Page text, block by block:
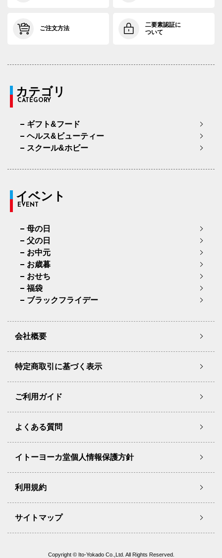
ご注文方法
二要素認証に
ついて
カテゴリ
CATEGORY
ギフト&フード
ヘルス&ビューティー
スクール&ホビー
イベント
EVENT
母の日
父の日
お中元
お歳暮
おせち
福袋
ブラックフライデー
会社概要
特定商取引に基づく表示
ご利用ガイド
よくある質問
イトーヨーカ堂個人情報保護方針
利用規約
サイトマップ
Copyright © Ito-Yokado Co.,Ltd. All Rights Reserved.